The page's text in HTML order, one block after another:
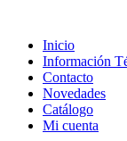
contenido
Inicio
Información
Contacto
Novedades
Catálogo
Mi cuenta